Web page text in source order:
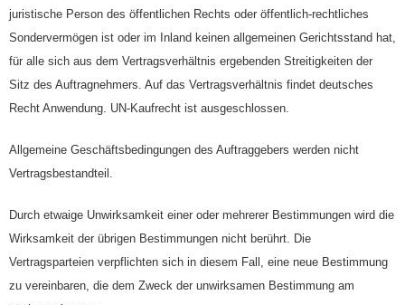
juristische Person des öffentlichen Rechts oder öffentlich-rechtliches
Sondervermögen ist oder im Inland keinen allgemeinen Gerichtsstand hat,
für alle sich aus dem Vertragsverhältnis ergebenden Streitigkeiten der
Sitz des Auftragnehmers. Auf das Vertragsverhältnis findet deutsches
Recht Anwendung. UN-Kaufrecht ist ausgeschlossen.
Allgemeine Geschäftsbedingungen des Auftraggebers werden nicht
Vertragsbestandteil.
Durch etwaige Unwirksamkeit einer oder mehrerer Bestimmungen wird die
Wirksamkeit der übrigen Bestimmungen nicht berührt. Die
Vertragsparteien verpflichten sich in diesem Fall, eine neue Bestimmung
zu vereinbaren, die dem Zweck der unwirksamen Bestimmung am